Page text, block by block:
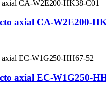
axial CA-W2E200-
axial EC-W1G250-